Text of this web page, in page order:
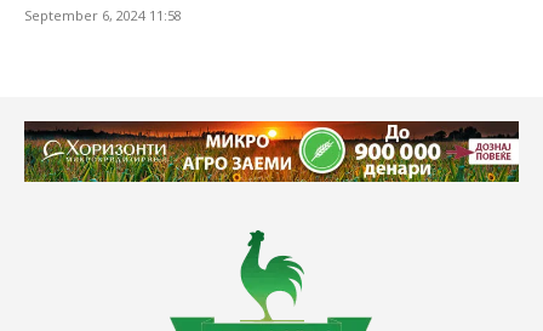
September 6, 2024 11:58